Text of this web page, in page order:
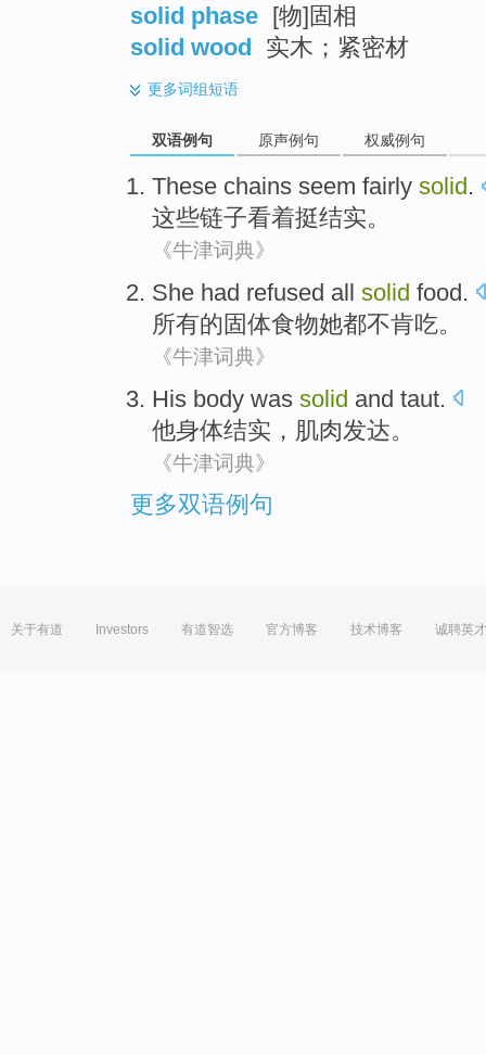
solid phase
[物]固相
solid wood
实木；紧密材
更多词组短语
双语例句 原声例句 权威例句
These chains seem fairly solid.
这些链子看着挺结实。
《牛津词典》
She had refused all solid food.
所有的 固体食物她都不肯吃。
《牛津词典》
His body was solid and taut.
他身体结实 ， 肌肉发达。
《牛津词典》
更多双语例句
关于有道 Investors 有道智选 官方博客 技术博客 诚聘英才